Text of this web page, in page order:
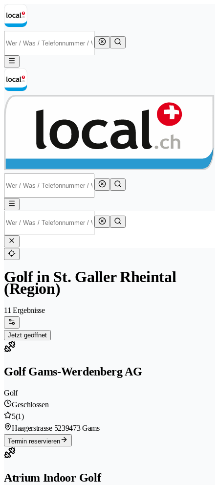
Golf in St. Galler Rheintal
(Region)
11 Ergebnisse
Jetzt geöffnet
Golf Gams-Werdenberg AG
Golf
Geschlossen
5(1)
Haagerstrasse 5239473 Gams
Termin reservieren
Atrium Indoor Golf